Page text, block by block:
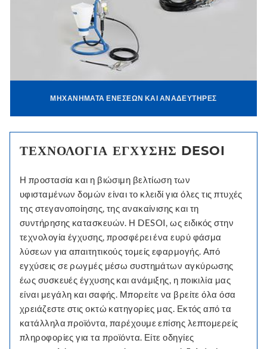
ΜΗΧΑΝΉΜΑΤΑ ΕΝΈΣΕΩΝ ΚΑΙ ΑΝΑΔΕΥΤΉΡΕΣ
ΤΕΧΝΟΛΟΓΊΑ ΈΓΧΥΣΗΣ DESOI
Η προστασία και η βιώσιμη βελτίωση των
υφισταμένων δομών είναι το κλειδί για όλες τις πτυχές
της στεγανοποίησης, της ανακαίνισης και τη
συντήρησης κατασκευών. Η DESOI, ως ειδικός στην
τεχνολογία έγχυσης, προσφέρει ένα ευρύ φάσμα
λύσεων για απαιτητικούς τομείς εφαρμογής. Από
εγχύσεις σε ρωγμές μέσω συστημάτων αγκύρωσης
έως συσκευές έγχυσης και ανάμιξης, η ποικιλία μας
είναι μεγάλη και σαφής. Μπορείτε να βρείτε όλα όσα
χρειάζεστε στις οκτώ κατηγορίες μας. Εκτός από τα
κατάλληλα προϊόντα, παρέχουμε επίσης λεπτομερείς
πληροφορίες για τα προϊόντα. Είτε οδηγίες